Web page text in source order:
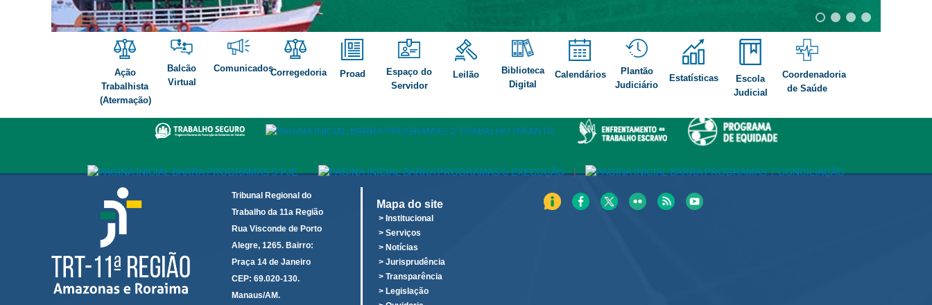
itinerancia agosto
Ação
Trabalhista
(Atermação)
Balcão
Virtual
ComunicadosCorregedoria Proad
Espaço do
Servidor
Leilão
Biblioteca
Digital
Calendários
Plantão
Judiciário
Estatísticas
Escola
Judicial
Coordenadoria
de Saúde
|
Tribunal Regional do
Trabalho da 11a Região
Rua Visconde de Porto
Alegre, 1265. Bairro:
Praça 14 de Janeiro
CEP: 69.020-130.
Manaus/AM.
Mapa do site
> Institucional
> Serviços
> Notícias
> Jurisprudência
> Transparência
> Legislação